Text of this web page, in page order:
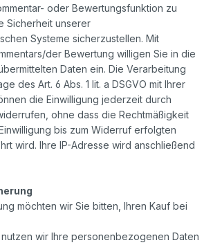
oder Bewertungsfunktion zu
Sicherheit unserer
Systeme sicherzustellen. Mit
der Bewertung willigen Sie in die
Daten ein. Die Verarbeitung
des Art. 6 Abs. 1 lit. a DSGVO mit Ihrer
die Einwilligung jederzeit durch
ohne dass die Rechtmäßigkeit
bis zum Widerruf erfolgten
wird. Ihre IP-Adresse wird anschließend
möchten wir Sie bitten, Ihren Kauf bei
wir Ihre personenbezogenen Daten